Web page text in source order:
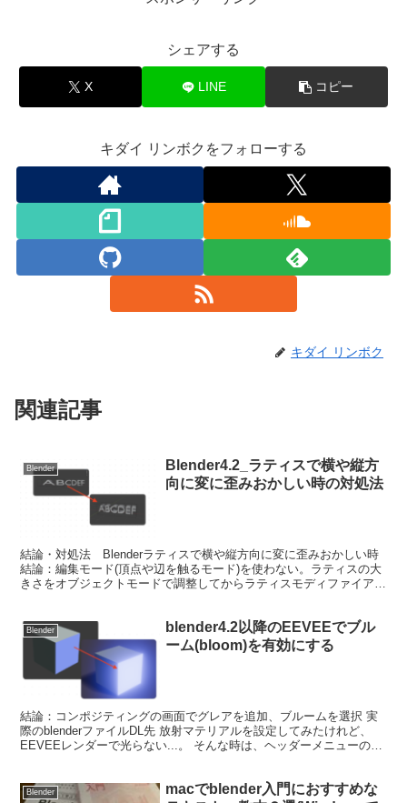
シェアする
X LINE コピー
キダイ リンボクをフォローする
キダイ リンボク
関連記事
Blender
Blender4.2_ラティスで横や縦方
向に変に歪みおかしい時の対処法
結論・対処法 Blenderラティスで横や縦方向に変に歪みおかしい時
結論：編集モード(頂点や辺を触るモード)を使わない。ラティスの大
きさをオブジェクトモードで調整してからラティスモディファイアに
Blender
blender4.2以降のEEVEEでブル
ーム(bloom)を有効にする
結論：コンポジティングの画面でグレアを追加、ブルームを選択 実
際のblenderファイルDL先 放射マテリアルを設定してみたけれど、
EEVEEレンダーで光らない...。 そんな時は、ヘッダーメニューの右
Blender
macでblender入門におすすめな